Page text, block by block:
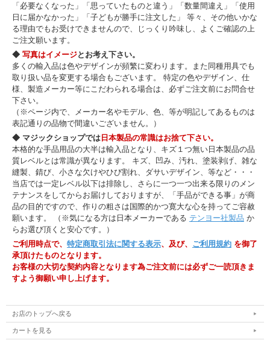
「必要なくなった」「思っていたものと違う」「数量間違え」「使用
日に届かなかった」「子どもが勝手に注文した」 等々、その他いかな
る理由でもお受けできませんので、じっくり吟味し、よくご確認の上
ご注文願います。
◆ 写真はイメージとお考え下さい。
多くの輸入品は色やデザインが頻繁に変わります。また同種用具でも
取り扱い品を変更する場合もございます。 特定の色やデザイン、仕
様、製造メーカー等にこだわられる場合は、必ずご注文前にお問合せ
下さい。
（※ページ内で、メーカー名やモデル、色、等が明記してあるものは
表記通りの品物で間違いございません。）
◆ マジックショップでは日本製品の常識はお捨て下さい。
本格的な手品用品の大半は輸入品となり、キズ１つ無い日本製品の品
質レベルとは常識が異なります。 キズ、凹み、汚れ、塗装剥げ、雑な
縫製、錆び、小さな欠けやひび割れ、ダサいデザイン、等など・・・
当店では一定レベル以下は排除し、さらに一つ一つ出来る限りのメン
テナンスをしてからお届けしておりますが、「手品ができる事」が商
品の目的ですので、作りの粗さは国際的かつ寛大な心を持ってご容赦
願います。 （※気になる方は日本メーカーである テンヨー社製品 か
らお選び頂くと安心です。）
ご利用時点で、 特定商取引法に関する表示、及び、 ご利用規約 を御了
承頂けたものとなります。
お客様の大切な契約内容となります為ご注文前には必ずご一読頂きま
すよう御願い申し上げます。
お店のトップへ戻る
カートを見る